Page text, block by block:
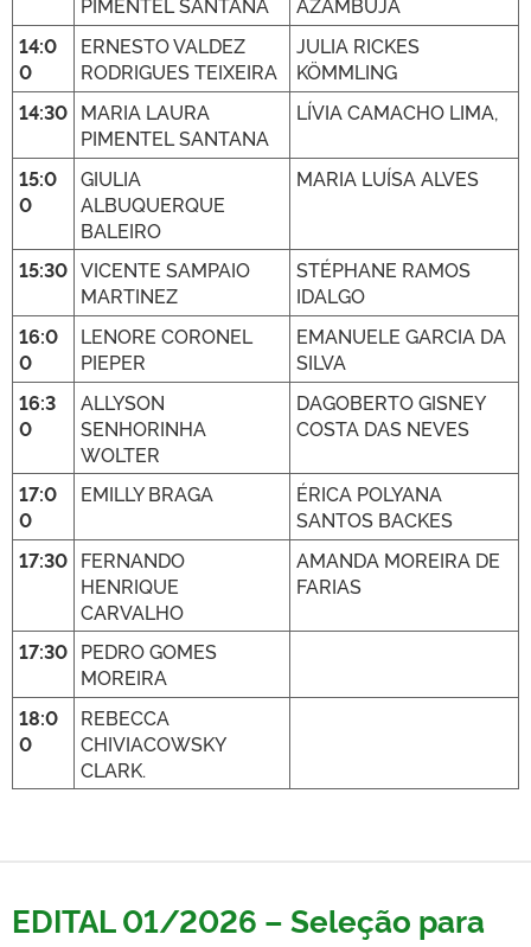
14:0
0
ERNESTO VALDEZ
RODRIGUES TEIXEIRA
JULIA RICKES
KÖMMLING
14:30 MARIA LAURA
PIMENTEL SANTANA
LÍVIA CAMACHO LIMA,
15:0
0
GIULIA
ALBUQUERQUE
BALEIRO
MARIA LUÍSA ALVES
15:30 VICENTE SAMPAIO
MARTINEZ
STÉPHANE RAMOS
IDALGO
16:0
0
LENORE CORONEL
PIEPER
EMANUELE GARCIA DA
SILVA
16:3
0
ALLYSON
SENHORINHA
WOLTER
DAGOBERTO GISNEY
COSTA DAS NEVES
17:0
0
EMILLY BRAGA
ÉRICA POLYANA
SANTOS BACKES
17:30 FERNANDO
HENRIQUE
CARVALHO
AMANDA MOREIRA DE
FARIAS
17:30 PEDRO GOMES
MOREIRA
18:0
0
REBECCA
CHIVIACOWSKY
CLARK.
EDITAL 01/2026 – Seleção para